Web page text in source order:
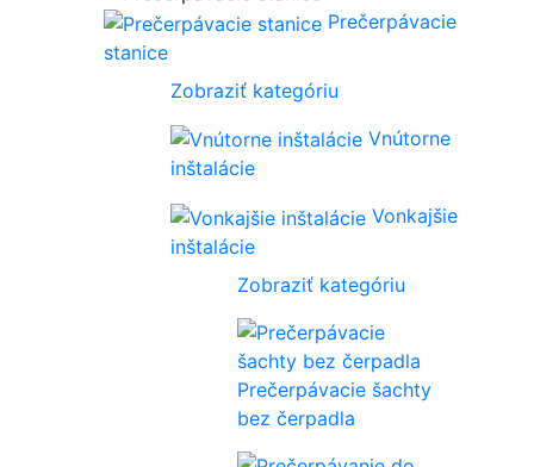
Prečerpávacie
stanice
Zobraziť kategóriu
Vnútorne
inštalácie
Vonkajšie
inštalácie
Zobraziť kategóriu
Prečerpávacie šachty
bez čerpadla